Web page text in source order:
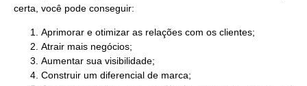
certa, você pode conseguir:
Aprimorar e otimizar as relações com os clientes;
Atrair mais negócios;
Aumentar sua visibilidade;
Construir um diferencial de marca;